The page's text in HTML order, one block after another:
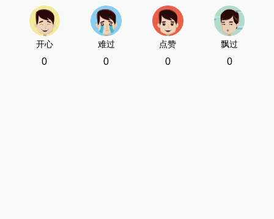
开心
0
难过
0
点赞
0
飘过
0